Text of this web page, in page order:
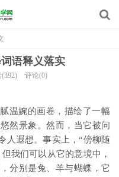
语释义落实
(392) 评论(0)
温婉的画卷，描绘了一幅
然景象。然而，当它被问
人遐想。事实上，“傍柳随
我们可以从它的意境中，
分别是兔、羊与蝴蝶，它